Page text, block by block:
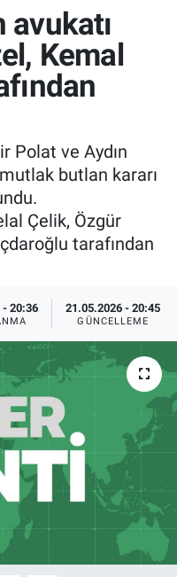
avukatı
Kemal
Polat ve Aydın
butlan kararı
Çelik, Özgür
tarafından
- 20:36 21.05.2026 - 20:45
GÜNCELLEME